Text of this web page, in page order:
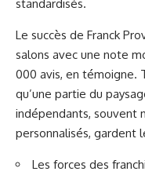
standardisés.
Le succès de Franck
salons avec une note
000 avis, en témoigne.
qu’une partie du
indépendants, souvent
personnalisés, gardent
Les forces des